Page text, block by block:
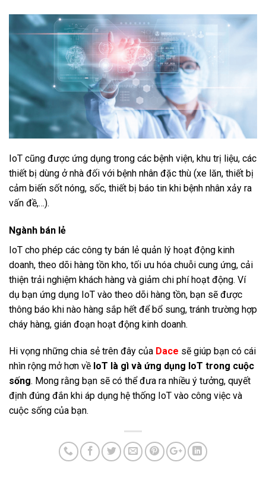
IoT cũng được ứng dụng trong các bệnh viện, khu trị liệu, các
thiết bị dùng ở nhà đối với bệnh nhân đặc thù (xe lăn, thiết bị
cảm biến sốt nóng, sốc, thiết bị báo tin khi bệnh nhân xảy ra
vấn đề,…).
Ngành bán lẻ
IoT cho phép các công ty bán lẻ quản lý hoạt động kinh
doanh, theo dõi hàng tồn kho, tối ưu hóa chuỗi cung ứng, cải
thiện trải nghiệm khách hàng và giảm chi phí hoạt động. Ví
dụ bạn ứng dụng IoT vào theo dõi hàng tồn, bạn sẽ được
thông báo khi nào hàng sắp hết để bổ sung, tránh trường hợp
cháy hàng, gián đoạn hoạt động kinh doanh.
Hi vọng những chia sẻ trên đây của Dace sẽ giúp bạn có cái
nhìn rộng mở hơn về IoT là gì và ứng dụng IoT trong cuộc
sống. Mong rằng bạn sẽ có thể đưa ra nhiều ý tưởng, quyết
định đúng đắn khi áp dụng hệ thống IoT vào công việc và
cuộc sống của bạn.